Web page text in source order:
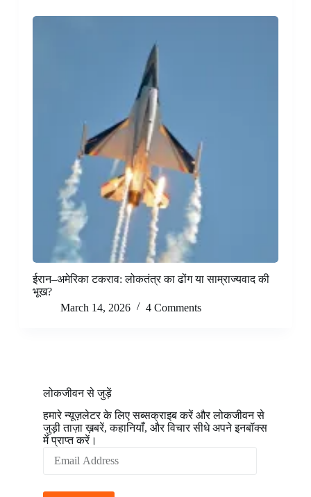
ईरान–अमेरिका टकराव: लोकतंत्र का ढोंग या साम्राज्यवाद की
भूख?
March 14, 2026
4 Comments
लोकजीवन से जुड़ें
हमारे न्यूज़लेटर के लिए सब्सक्राइब करें और लोकजीवन से
जुड़ी ताज़ा ख़बरें, कहानियाँ, और विचार सीधे अपने इनबॉक्स
में प्राप्त करें।
Address